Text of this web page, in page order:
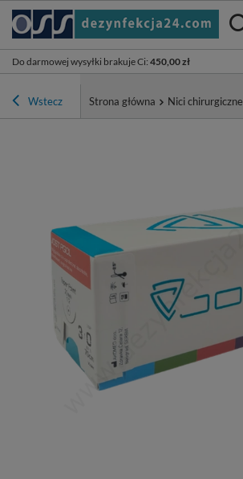
Do darmowej wysyłki brakuje Ci: 450,00 zł
Wstecz Strona główna Nici chirurgiczne